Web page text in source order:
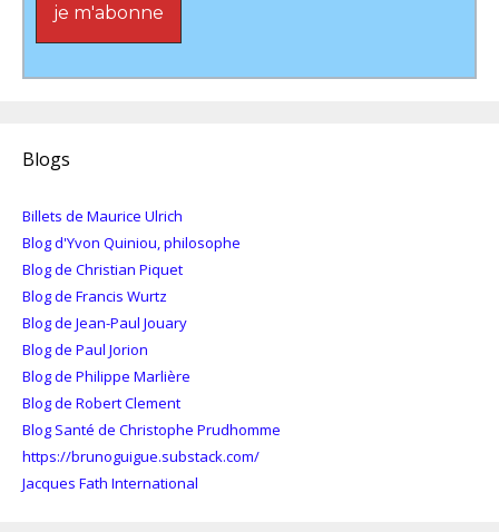
Blogs
Billets de Maurice Ulrich
Blog d'Yvon Quiniou, philosophe
Blog de Christian Piquet
Blog de Francis Wurtz
Blog de Jean-Paul Jouary
Blog de Paul Jorion
Blog de Philippe Marlière
Blog de Robert Clement
Blog Santé de Christophe Prudhomme
https://brunoguigue.substack.com/
Jacques Fath International